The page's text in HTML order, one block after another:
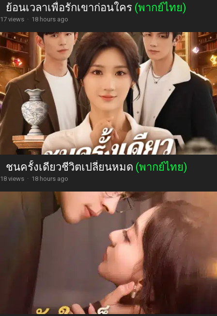
ย้อนเวลาเพื่อรักเขาก่อนใคร (พากย์ไทย)
17 views · 18 hours ago
ชนครั้งเดียวชีวิตเปลี่ยนหมด (พากย์ไทย)
18 views · 18 hours ago